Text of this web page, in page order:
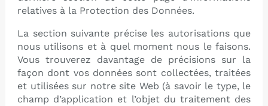
relatives à la Protection des Données.
La section suivante précise les autorisations que
nous utilisons et à quel moment nous le faisons.
Vous trouverez davantage de précisions sur la
façon dont vos données sont collectées, traitées
et utilisées sur notre site Web (à savoir le type, le
champ d’application et l’objet du traitement des